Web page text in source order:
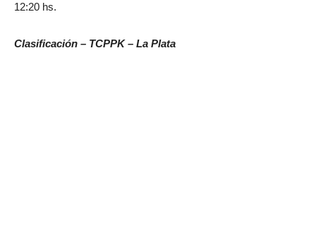
12:20 hs.
Clasificación – TCPPK – La Plata